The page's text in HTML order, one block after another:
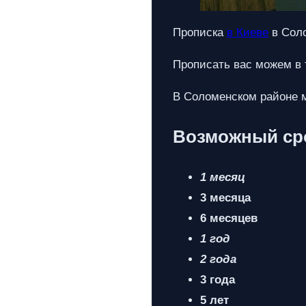
Прописка в Киеве в
Прописать вас можем
В Соломенском районе
Возможный
1 месяц
3 месяца
6 месяцев
1 год
2 года
3 года
5 лет